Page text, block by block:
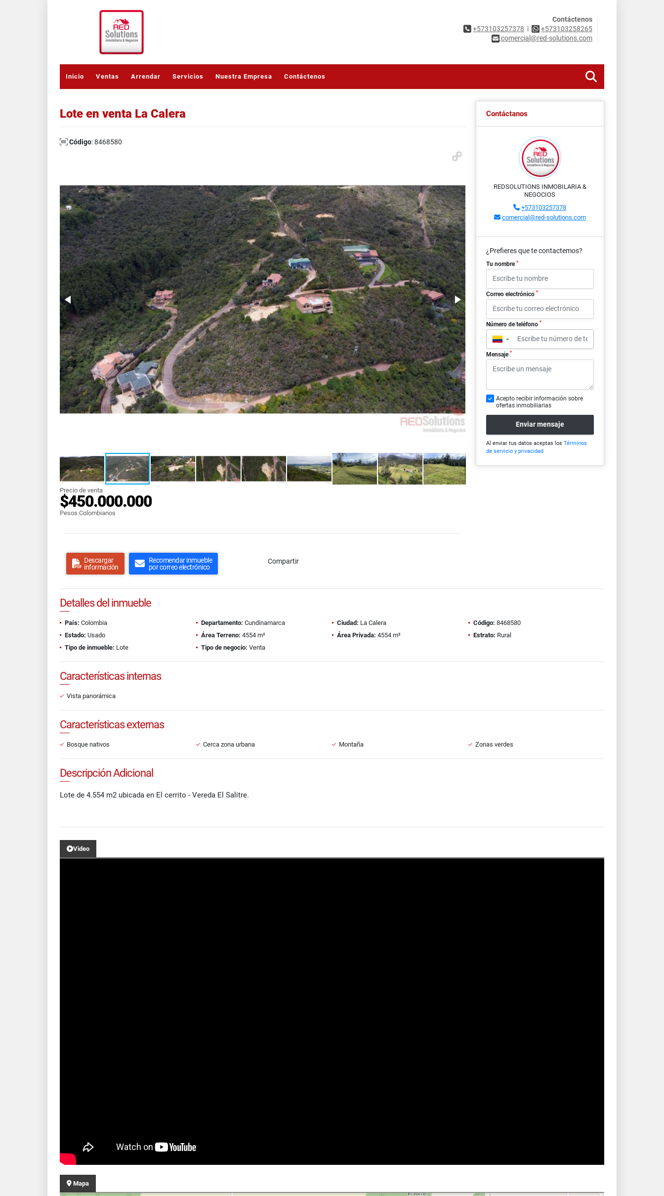
Contáctenos
+573103257378 |
+573103258265
comercial@red-solutions.com
Inicio Ventas Arrendar Servicios Nuestra Empresa Contáctenos
Lote en venta La Calera
Código: 8468580
Precio de venta
$450.000.000
Pesos Colombianos
Descargar
información
Recomendar inmueble
por correo electrónico
Compartir
Contáctanos
REDSOLUTIONS INMOBILARIA &
NEGOCIOS
+573103257378
comercial@red-solutions.com
¿Prefieres que te contactemos?
Tu nombre *
Correo electrónico *
Número de teléfono *
▼
Mensaje *
Acepto recibir información sobre
ofertas inmobiliarias
Enviar mensaje
Al enviar tus datos aceptas los Términos
de servicio y privacidad
Detalles del inmueble
País: Colombia Departamento: Cundinamarca Ciudad: La Calera Código: 8468580
Estado: Usado Área Terreno: 4554 m² Área Privada: 4554 m² Estrato: Rural
Tipo de inmueble: Lote Tipo de negocio: Venta
Características internas
Vista panorámica
Características externas
Bosque nativos Cerca zona urbana Montaña Zonas verdes
Descripción Adicional
Lote de 4.554 m2 ubicada en El cerrito - Vereda El Salitre.
Video
Mapa